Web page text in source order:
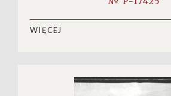
WIĘCEJ